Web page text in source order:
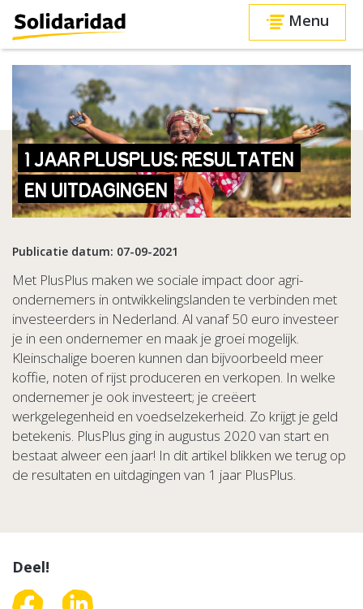
Menu
1 JAAR PLUSPLUS: RESULTATEN
EN UITDAGINGEN
Publicatie datum: 07-09-2021
Met PlusPlus maken we sociale impact door agri-
ondernemers in ontwikkelingslanden te verbinden met
investeerders in Nederland. Al vanaf 50 euro investeer
je in een ondernemer en maak je groei mogelijk.
Kleinschalige boeren kunnen dan bijvoorbeeld meer
koffie, noten of rijst produceren en verkopen. In welke
ondernemer je ook investeert; je creëert
werkgelegenheid en voedselzekerheid. Zo krijgt je geld
betekenis. PlusPlus ging in augustus 2020 van start en
bestaat alweer een jaar! In dit artikel blikken we terug op
de resultaten en uitdagingen van 1 jaar PlusPlus.
Deel!